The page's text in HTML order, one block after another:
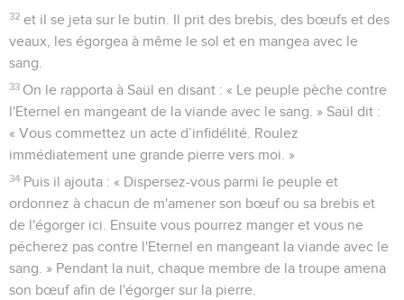
32 et il se jeta sur le butin. Il prit des brebis, des bœufs et des
veaux, les égorgea à même le sol et en mangea avec le
sang.
33 On le rapporta à Saül en disant : « Le peuple pèche contre
l'Eternel en mangeant de la viande avec le sang. » Saül dit :
« Vous commettez un acte d’infidélité. Roulez
immédiatement une grande pierre vers moi. »
34 Puis il ajouta : « Dispersez-vous parmi le peuple et
ordonnez à chacun de m'amener son bœuf ou sa brebis et
de l'égorger ici. Ensuite vous pourrez manger et vous ne
pécherez pas contre l'Eternel en mangeant la viande avec le
sang. » Pendant la nuit, chaque membre de la troupe amena
son bœuf afin de l'égorger sur la pierre.